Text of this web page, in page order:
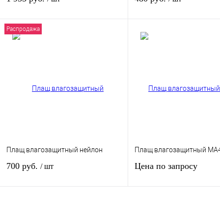
наличии
Размер одежды:
Распродажа
Плащ влагозащитный нейлон
700 руб. / шт
Плащ влагозащитный
Цена по запросу